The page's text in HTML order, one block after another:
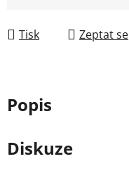
Tisk Zeptat se
Popis
Diskuze